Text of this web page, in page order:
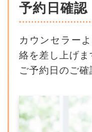
予約日確認
カウンセラー
絡を差し上げま
ご予約日のご確